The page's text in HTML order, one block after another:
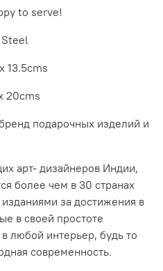
to serve!
13.5cms
20cms
подарочных изделий и
арт- дизайнеров Индии,
более чем в 30 странах
за достижения в
в своей простоте
любой интерьер, будь то
современность.